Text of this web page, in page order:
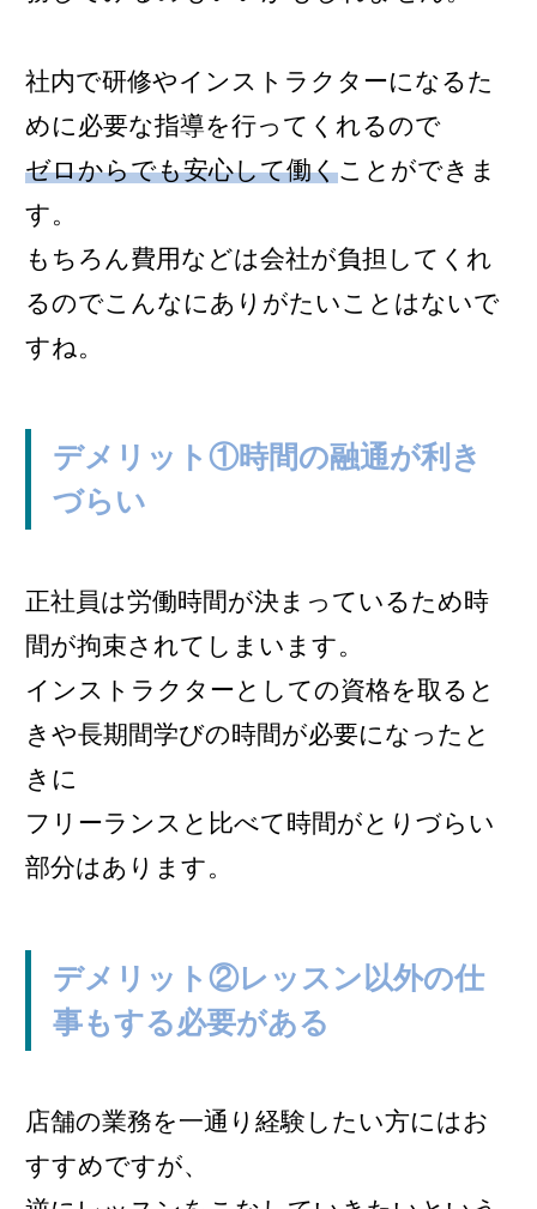
社内で研修やインストラクターになるた
めに必要な指導を行ってくれるので
ゼロからでも安心して働くことができま
す。
もちろん費用などは会社が負担してくれ
るのでこんなにありがたいことはないで
すね。
デメリット①時間の融通が利き
づらい
正社員は労働時間が決まっているため時
間が拘束されてしまいます。
インストラクターとしての資格を取ると
きや長期間学びの時間が必要になったと
きに
フリーランスと比べて時間がとりづらい
部分はあります。
デメリット②レッスン以外の仕
事もする必要がある
店舗の業務を一通り経験したい方にはお
すすめですが、